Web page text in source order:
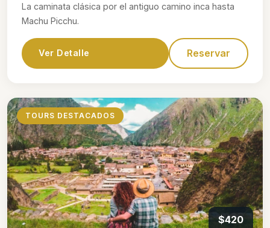
La caminata clásica por el antiguo camino inca hasta
Machu Picchu.
Ver Detalle Reservar
TOURS DESTACADOS
$420